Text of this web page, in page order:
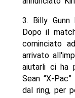
3. Billy Gunn
Dopo il
cominciato
arrivato
aiutarli ci ha
Sean “X-
dal ring, per